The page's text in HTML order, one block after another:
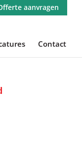
aanvragen
Contact